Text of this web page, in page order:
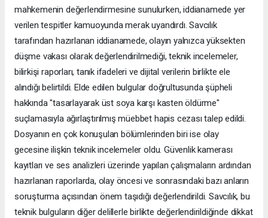
mahkemenin değerlendirmesine sunulurken, iddianamede yer
verilen tespitler kamuoyunda merak uyandırdı. Savcılık
tarafından hazırlanan iddianamede, olayın yalnızca yüksekten
düşme vakası olarak değerlendirilmediği, teknik incelemeler,
bilirkişi raporları, tanık ifadeleri ve dijital verilerin birlikte ele
alındığı belirtildi. Elde edilen bulgular doğrultusunda şüpheli
hakkında "tasarlayarak üst soya karşı kasten öldürme"
suçlamasıyla ağırlaştırılmış müebbet hapis cezası talep edildi.
Dosyanın en çok konuşulan bölümlerinden biri ise olay
gecesine ilişkin teknik incelemeler oldu. Güvenlik kamerası
kayıtları ve ses analizleri üzerinde yapılan çalışmaların ardından
hazırlanan raporlarda, olay öncesi ve sonrasındaki bazı anların
soruşturma açısından önem taşıdığı değerlendirildi. Savcılık, bu
teknik bulguların diğer delillerle birlikte değerlendirildiğinde dikkat